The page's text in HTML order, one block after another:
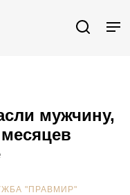
мужчину,
"ПРАВМИР"